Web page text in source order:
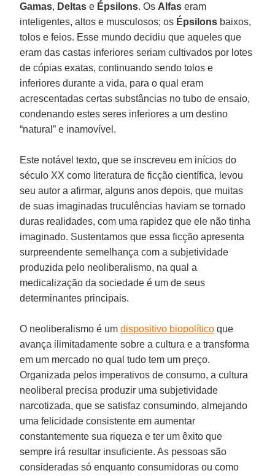
Gamas, Deltas e Épsilons. Os Alfas eram
inteligentes, altos e musculosos; os Épsilons baixos,
tolos e feios. Esse mundo decidiu que aqueles que
eram das castas inferiores seriam cultivados por lotes
de cópias exatas, continuando sendo tolos e
inferiores durante a vida, para o qual eram
acrescentadas certas substâncias no tubo de ensaio,
condenando estes seres inferiores a um destino
“natural” e inamovível.
Este notável texto, que se inscreveu em inícios do
século XX como literatura de ficção científica, levou
seu autor a afirmar, alguns anos depois, que muitas
de suas imaginadas truculências haviam se tornado
duras realidades, com uma rapidez que ele não tinha
imaginado. Sustentamos que essa ficção apresenta
surpreendente semelhança com a subjetividade
produzida pelo neoliberalismo, na qual a
medicalização da sociedade é um de seus
determinantes principais.
O neoliberalismo é umdispositivo biopolítico que
avança ilimitadamente sobre a cultura e a transforma
em um mercado no qual tudo tem um preço.
Organizada pelos imperativos de consumo, a cultura
neoliberal precisa produzir uma subjetividade
narcotizada, que se satisfaz consumindo, almejando
uma felicidade consistente em aumentar
constantemente sua riqueza e ter um êxito que
sempre irá resultar insuficiente. As pessoas são
consideradas só enquanto consumidoras ou como